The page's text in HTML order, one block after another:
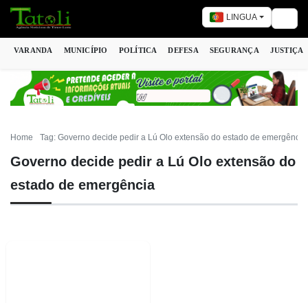
LINGUA
VARANDA MUNICÍPIO POLÍTICA DEFESA SEGURANÇA JUSTIÇA
Home Tag: Governo decide pedir a Lú Olo extensão do estado de emergência
Governo decide pedir a Lú Olo extensão do
estado de emergência